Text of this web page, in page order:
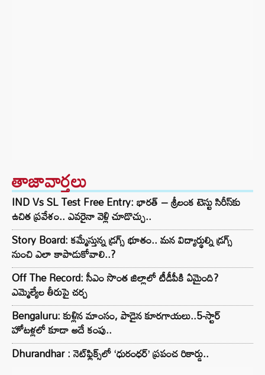
తాజావార్తలు
IND Vs SL Test Free Entry: భారత్ – శ్రీలంక టెస్టు సిరీస్‌కు
ఉచిత ప్రవేశం.. ఎవరైనా వెళ్లి చూడొచ్చు..
Story Board: కమ్మేస్తున్న డ్రగ్స్ భూతం.. మన విద్యార్థుల్ని డ్రగ్స్
నుంచి ఎలా కాపాడుకోవాలి..?
Off The Record: సీఎం సొంత జిల్లాలో టీడీపీకి ఏమైంది?
ఎమ్మెల్యేల తీరుపై చర్చ
Bengaluru: కుళ్లిన మాంసం, పాడైన కూరగాయలు..5-స్టార్
హోటళ్లలో కూడా అదే కంపు..
Dhurandhar : నెట్‌ఫ్లిక్స్‌లో ‘ధురంధర్’ ప్రపంచ రికార్డు..